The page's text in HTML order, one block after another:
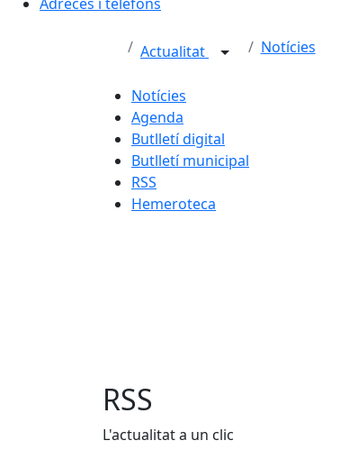
Actualitat Notícies
Notícies
Agenda
Butlletí digital
Butlletí municipal
RSS
Hemeroteca
RSS
L'actualitat a un clic